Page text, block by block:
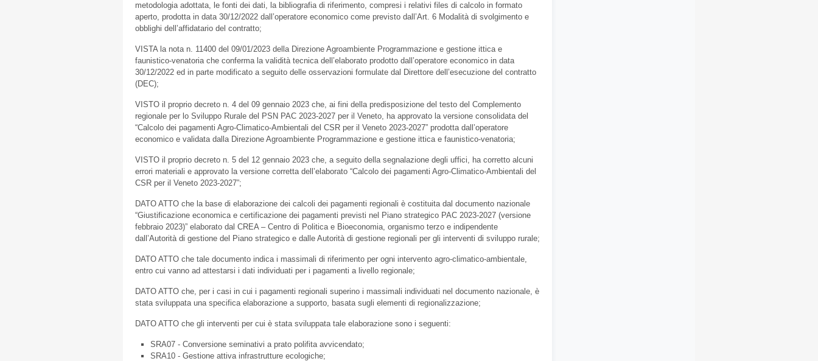
metodologia adottata, le fonti dei dati, la bibliografia di riferimento, compresi i relativi files di calcolo in formato
aperto, prodotta in data 30/12/2022 dall’operatore economico come previsto dall’Art. 6 Modalità di svolgimento e
obblighi dell’affidatario del contratto;
VISTA la nota n. 11400 del 09/01/2023 della Direzione Agroambiente Programmazione e gestione ittica e
faunistico-venatoria che conferma la validità tecnica dell’elaborato prodotto dall’operatore economico in data
30/12/2022 ed in parte modificato a seguito delle osservazioni formulate dal Direttore dell’esecuzione del contratto
(DEC);
VISTO il proprio decreto n. 4 del 09 gennaio 2023 che, ai fini della predisposizione del testo del Complemento
regionale per lo Sviluppo Rurale del PSN PAC 2023-2027 per il Veneto, ha approvato la versione consolidata del
“Calcolo dei pagamenti Agro-Climatico-Ambientali del CSR per il Veneto 2023-2027” prodotta dall’operatore
economico e validata dalla Direzione Agroambiente Programmazione e gestione ittica e faunistico-venatoria;
VISTO il proprio decreto n. 5 del 12 gennaio 2023 che, a seguito della segnalazione degli uffici, ha corretto alcuni
errori materiali e approvato la versione corretta dell’elaborato “Calcolo dei pagamenti Agro-Climatico-Ambientali del
CSR per il Veneto 2023-2027”;
DATO ATTO che la base di elaborazione dei calcoli dei pagamenti regionali è costituita dal documento nazionale
“Giustificazione economica e certificazione dei pagamenti previsti nel Piano strategico PAC 2023-2027 (versione
febbraio 2023)” elaborato dal CREA – Centro di Politica e Bioeconomia, organismo terzo e indipendente
dall’Autorità di gestione del Piano strategico e dalle Autorità di gestione regionali per gli interventi di sviluppo rurale;
DATO ATTO che tale documento indica i massimali di riferimento per ogni intervento agro-climatico-ambientale,
entro cui vanno ad attestarsi i dati individuati per i pagamenti a livello regionale;
DATO ATTO che, per i casi in cui i pagamenti regionali superino i massimali individuati nel documento nazionale, è
stata sviluppata una specifica elaborazione a supporto, basata sugli elementi di regionalizzazione;
DATO ATTO che gli interventi per cui è stata sviluppata tale elaborazione sono i seguenti:
SRA07 - Conversione seminativi a prato polifita avvicendato;
SRA10 - Gestione attiva infrastrutture ecologiche;